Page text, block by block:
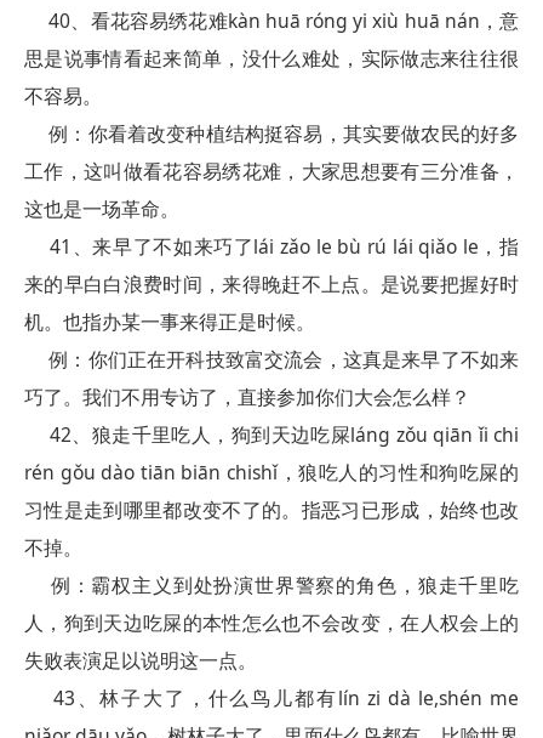
40、看花容易绣花难kàn huā róng yi xiù huā nán，意
思是说事情看起来简单，没什么难处，实际做志来往往很
不容易。
例：你看着改变种植结构挺容易，其实要做农民的好多
工作，这叫做看花容易绣花难，大家思想要有三分准备，
这也是一场革命。
41、来早了不如来巧了lái zǎo le bù rú lái qiǎo le，指
来的早白白浪费时间，来得晚赶不上点。是说要把握好时
机。也指办某一事来得正是时候。
例：你们正在开科技致富交流会，这真是来早了不如来
巧了。我们不用专访了，直接参加你们大会怎么样？
42、狼走千里吃人，狗到天边吃屎láng zǒu qiān ǐi chi
rén gǒu dào tiān biān chishǐ，狼吃人的习性和狗吃屎的
习性是走到哪里都改变不了的。指恶习已形成，始终也改
不掉。
例：霸权主义到处扮演世界警察的角色，狼走千里吃
人，狗到天边吃屎的本性怎么也不会改变，在人权会上的
失败表演足以说明这一点。
43、林子大了，什么鸟儿都有lín zi dà le,shén me